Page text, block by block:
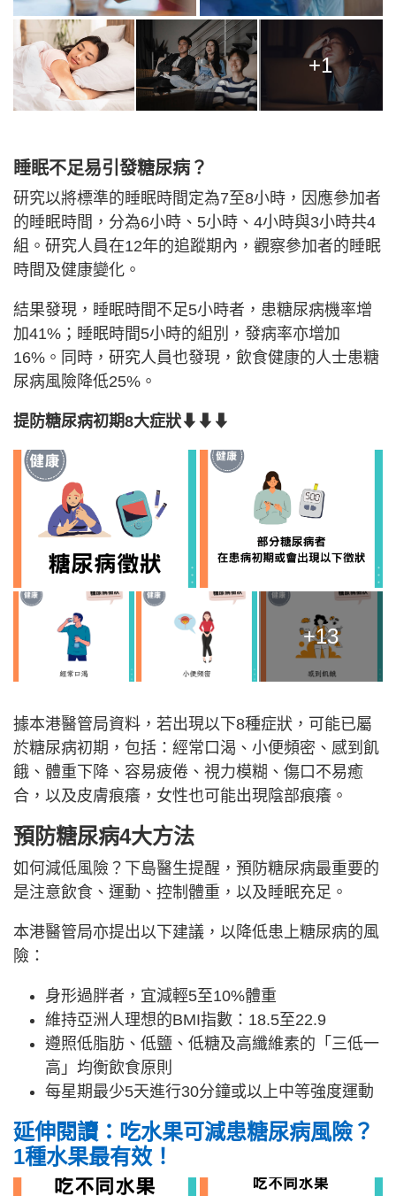
+1
睡眠不足易引發糖尿病？
研究以將標準的睡眠時間定為7至8小時，因應參加者
的睡眠時間，分為6小時、5小時、4小時與3小時共4
組。研究人員在12年的追蹤期內，觀察參加者的睡眠
時間及健康變化。
結果發現，睡眠時間不足5小時者，患糖尿病機率增
加41%；睡眠時間5小時的組別，發病率亦增加
16%。同時，研究人員也發現，飲食健康的人士患糖
尿病風險降低25%。
提防糖尿病初期8大症狀⬇⬇⬇
+13
據本港醫管局資料，若出現以下8種症狀，可能已屬
於糖尿病初期，包括：經常口渴、小便頻密、感到飢
餓、體重下降、容易疲倦、視力模糊、傷口不易癒
合，以及皮膚痕癢，女性也可能出現陰部痕癢。
預防糖尿病4大方法
如何減低風險？下島醫生提醒，預防糖尿病最重要的
是注意飲食、運動、控制體重，以及睡眠充足。
本港醫管局亦提出以下建議，以降低患上糖尿病的風
險：
身形過胖者，宜減輕5至10%體重
維持亞洲人理想的BMI指數：18.5至22.9
遵照低脂肪、低鹽、低糖及高纖維素的「三低一
高」均衡飲食原則
每星期最少5天進行30分鐘或以上中等強度運動
延伸閱讀：吃水果可減患糖尿病風險？
1種水果最有效！